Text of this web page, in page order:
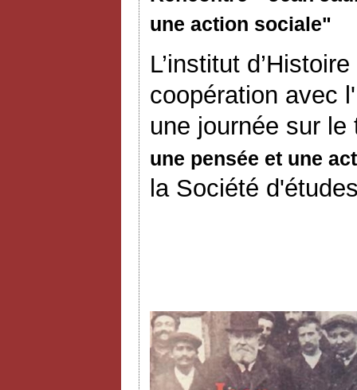
une action sociale"
L’institut
coopération avec
une journée sur le
une pensée et une
la Société